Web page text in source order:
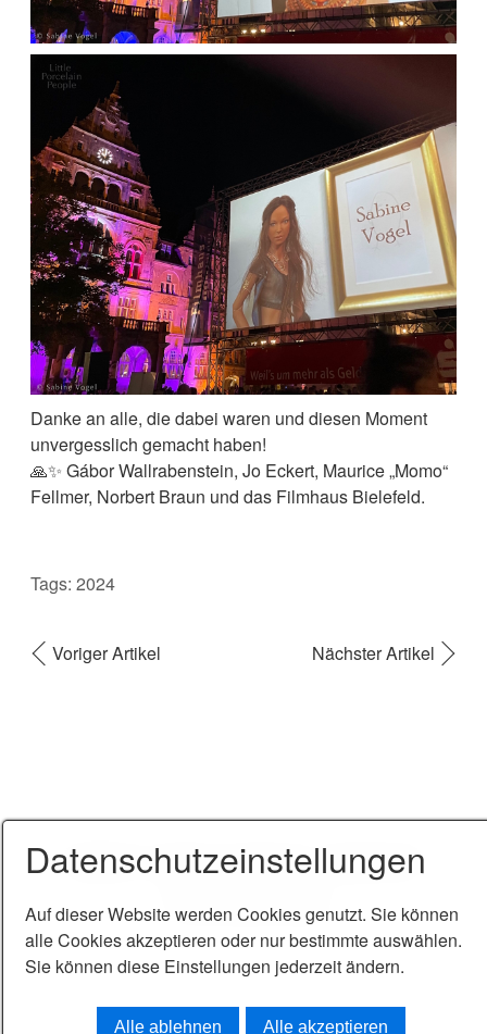
Danke an alle, die dabei waren und diesen Moment
unvergesslich gemacht haben!
🙏✨ Gábor Wallrabenstein, Jo Eckert, Maurice „Momo“
Fellmer, Norbert Braun und das Filmhaus Bielefeld.
Tags:2024
Voriger Artikel Nächster Artikel
Startseite Kontakt Impressum Datenschutz
© 2026 Sabine Vogel
Datenschutzeinstellungen
Auf dieser Website werden Cookies genutzt. Sie können
alle Cookies akzeptieren oder nur bestimmte auswählen.
Sie können diese Einstellungen jederzeit ändern.
Alle ablehnen Alle akzeptieren